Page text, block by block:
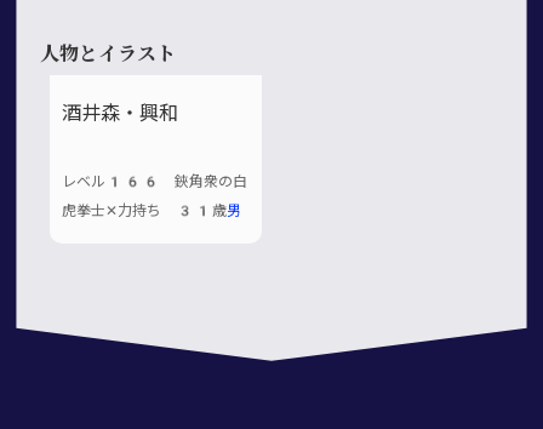
人物とイラスト
酒井森・興和
レベル166 鋏角衆の白
虎拳士✕力持ち 31歳男